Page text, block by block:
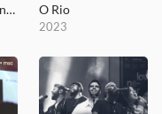
Preparai o Caminho O Rio
2023